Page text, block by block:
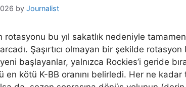
by Journalist
rotasyonu bu yıl sakatlık nedeniyle
Şaşırtıcı olmayan bir şekilde
yeni başlayanlar, yalnızca Rockies’i geride
en kötü K-BB oranını belirledi. Her ne kadar